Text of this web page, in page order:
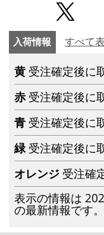
入荷情報 すべて
黄 受注確定後に
赤 受注確定後に
青 受注確定後に
緑 受注確定後に
オレンジ 受注確
表示の情報は
の最新情報です。